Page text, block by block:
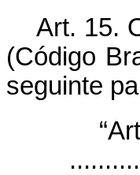
Art. 15.
(Código
seguinte